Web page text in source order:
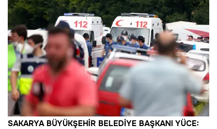
SAKARYA BÜYÜKŞEHİR BELEDİYE BAŞKANI YÜCE: